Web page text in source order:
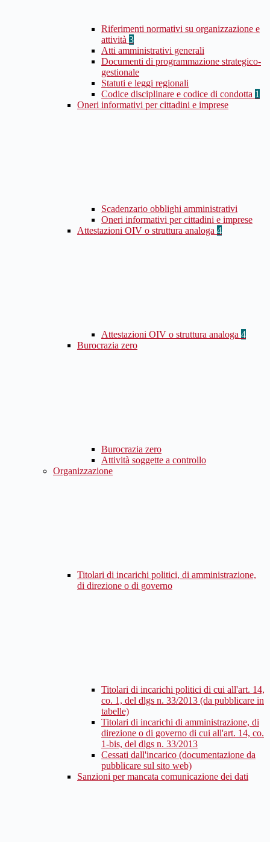
Riferimenti normativi su organizzazione e
attività 3
Atti amministrativi generali
Documenti di programmazione strategico-
gestionale
Statuti e leggi regionali
Codice disciplinare e codice di condotta 1
Oneri informativi per cittadini e imprese
Scadenzario obblighi amministrativi
Oneri informativi per cittadini e imprese
Attestazioni OIV o struttura analoga 4
Attestazioni OIV o struttura analoga 4
Burocrazia zero
Burocrazia zero
Attività soggette a controllo
Organizzazione
Titolari di incarichi politici, di amministrazione,
di direzione o di governo
Titolari di incarichi politici di cui all'art. 14,
co. 1, del dlgs n. 33/2013 (da pubblicare in
tabelle)
Titolari di incarichi di amministrazione, di
direzione o di governo di cui all'art. 14, co.
1-bis, del dlgs n. 33/2013
Cessati dall'incarico (documentazione da
pubblicare sul sito web)
Sanzioni per mancata comunicazione dei dati